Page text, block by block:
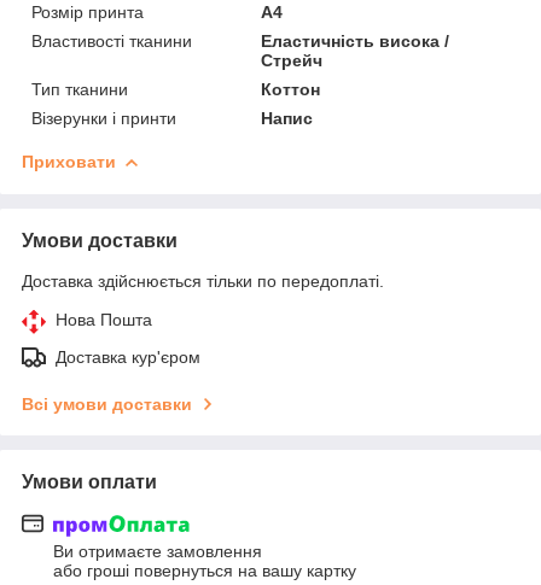
Розмір принта
А4
Властивості тканини
Еластичність висока /
Стрейч
Тип тканини
Коттон
Візерунки і принти
Напис
Приховати
Умови доставки
Доставка здійснюється тільки по передоплаті.
Нова Пошта
Доставка кур'єром
Всі умови доставки
Умови оплати
Ви отримаєте замовлення
або гроші повернуться на вашу картку